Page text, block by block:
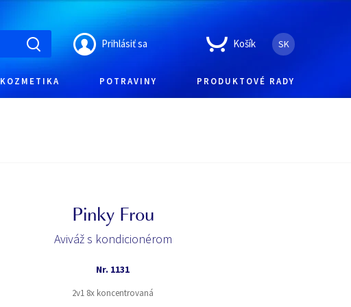
Prihlásiť sa Košík SK
KOZMETIKA POTRAVINY PRODUKTOVÉ RADY
Pinky Frou
Aviváž s kondicionérom
Nr. 1131
2v1 8x koncentrovaná